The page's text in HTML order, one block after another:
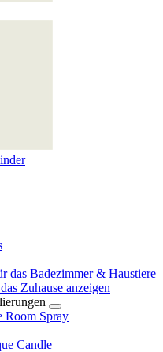
das Badezimmer & Haustiere
Zuhause anzeigen
Room Spray
Candle